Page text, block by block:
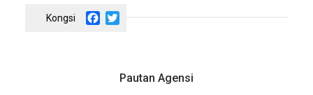
Facebook
Pautan Agensi